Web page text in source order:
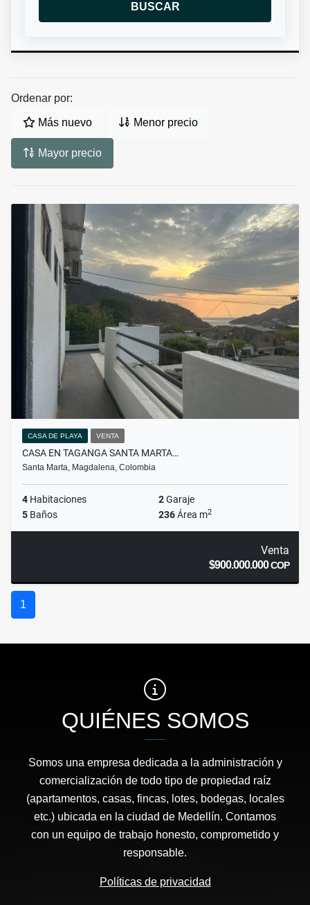
BUSCAR
Ordenar por:
Más nuevo Menor precio
Mayor precio
CASA DE PLAYA VENTA
CASA EN TAGANGA SANTA MARTA…
Santa Marta, Magdalena, Colombia
4 Habitaciones 2Garaje
5 Baños 236Área m2
Venta
$900.000.000COP
1
QUIÉNES SOMOS
Somos una empresa dedicada a la administración y
comercialización de todo tipo de propiedad raíz
(apartamentos, casas, fincas, lotes, bodegas, locales
etc.) ubicada en la ciudad de Medellín. Contamos
con un equipo de trabajo honesto, comprometido y
responsable.
Políticas de privacidad